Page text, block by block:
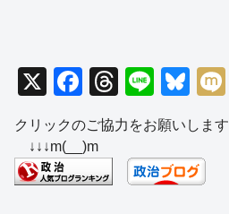
X
F
c
e
b
T
hr
e
a
d
Li
n
e
Bl
u
e
sk
y
クリックのご協力をお願いします
↓↓↓m(__)m